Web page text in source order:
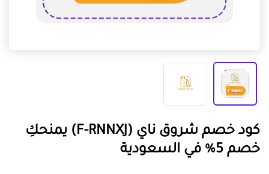
كود خصم شروق ناي (F-RNNXJ) يمنحكِ
خصم 5% في السعودية